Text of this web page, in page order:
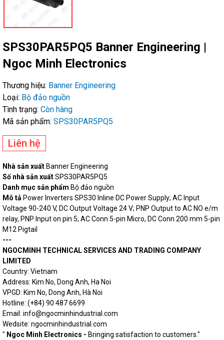
SPS30PAR5PQ5 Banner Engineering |
Ngoc Minh Electronics
Thương hiệu: Banner Engineering
Loại: Bộ đảo nguồn
Tình trạng: Còn hàng
Mã sản phẩm: SPS30PAR5PQ5
Liên hệ
Nhà sản xuất Banner Engineering
Số nhà sản xuấtSPS30PAR5PQ5
Danh mục sản phẩm Bộ đảo nguồn
Mô tả Power Inverters SPS30 Inline DC Power Supply; AC Input
Voltage 90-240 V, DC Output Voltage 24 V; PNP Output to AC NO e/m
relay, PNP Input on pin 5; AC Conn 5-pin Micro, DC Conn 200 mm 5-pin
M12 Pigtail
---
NGOCMINH TECHNICAL SERVICES AND TRADING COMPANY
LIMITED
Country: Vietnam
Address: Kim No, Dong Anh, Ha Noi
VPGD: Kim No, Dong Anh, Hà Noi
Hotline: (+84) 90 487 6699
Email: info@ngocminhindustrial.com
Wedsite: ngocminhindustrial.com
" Ngoc Minh Electronics - Bringing satisfaction to customers."